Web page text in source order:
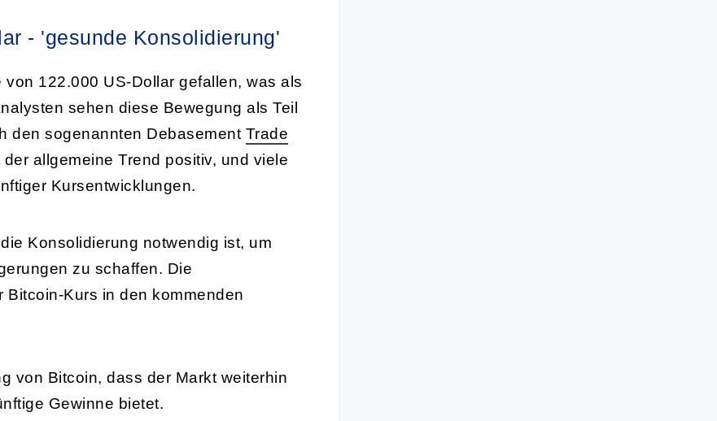
- 'gesunde Konsolidierung'
122.000 US-Dollar gefallen, was als
sehen diese Bewegung als Teil
den sogenannten Debasement Trade
allgemeine Trend positiv, und viele
Kursentwicklungen.
Konsolidierung notwendig ist, um
zu schaffen. Die
Kurs in den kommenden
von Bitcoin, dass der Markt weiterhin
Gewinne bietet.